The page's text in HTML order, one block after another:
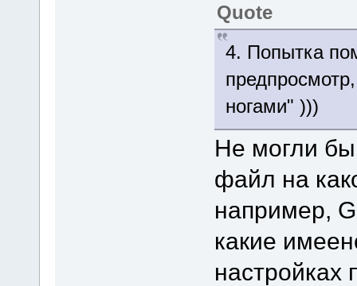
Quote
4. Попытка
ногами" )))
Не могли
файл на
например,
какие
настройках